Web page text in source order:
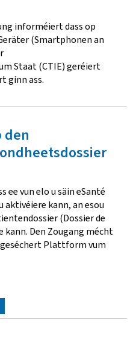
informéiert dass op
(Smartphonen an
Staat (CTIE) geréiert
ginn ass.
den
ee vun elo u säin eSanté
kann, an esou
(Dossier de
kann. Den Zougang mécht
Plattform vum